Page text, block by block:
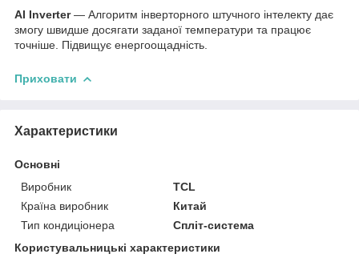
AI Inverter— Алгоритм інверторного штучного інтелекту дає
змогу швидше досягати заданої температури та працює
точніше. Підвищує енергоощадність.
Приховати
Характеристики
Основні
Виробник
TCL
Країна виробник
Китай
Тип кондиціонера
Спліт-система
Користувальницькі характеристики